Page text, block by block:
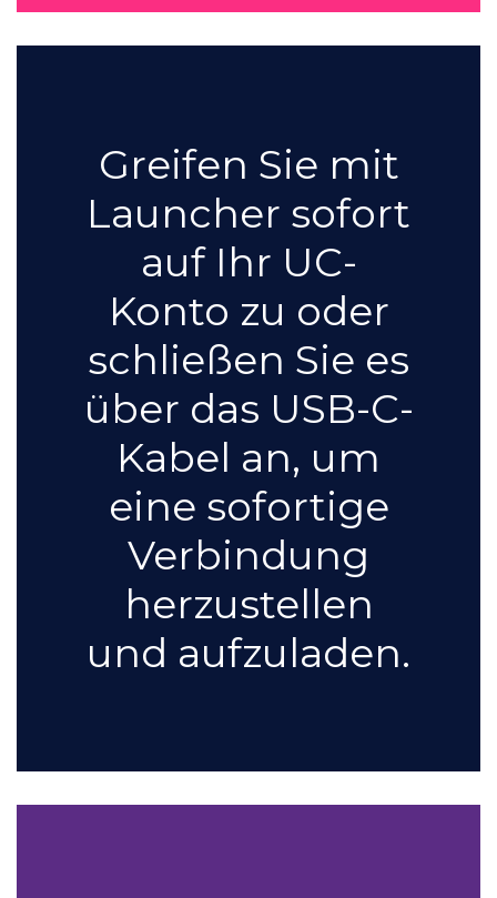
Greifen Sie mit
Launcher sofort
auf Ihr UC-
Konto zu oder
schließen Sie es
über das USB-C-
Kabel an, um
eine sofortige
Verbindung
herzustellen
und aufzuladen.